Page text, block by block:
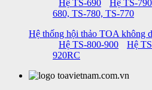
Hệ TS-690
Hệ TS-790
680, TS-780, TS-770
Hệ thống hội thảo TOA không
Hệ TS-800-900
Hệ
920RC